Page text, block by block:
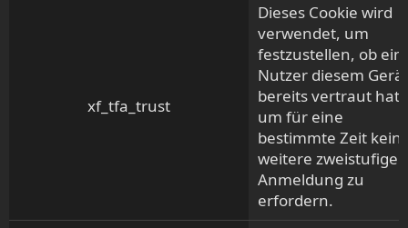
xf_tfa_trust
Dieses Cookie wird
verwendet, um
festzustellen, ob ein
Nutzer diesem Gerät
bereits vertraut hat,
um für eine
bestimmte Zeit
weitere zweistufige
Anmeldung zu
erfordern.